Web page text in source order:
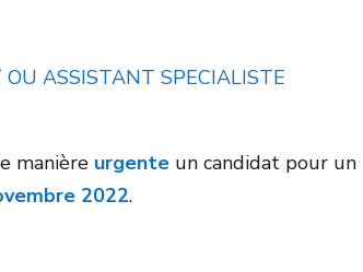
ASSISTANT SPECIALISTE
manière urgente un candidat pour un
2022.